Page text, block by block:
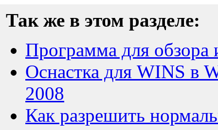
Так же в этом разделе:
Программа для обзора
Оснастка для WINS в
2008
Как разрешить